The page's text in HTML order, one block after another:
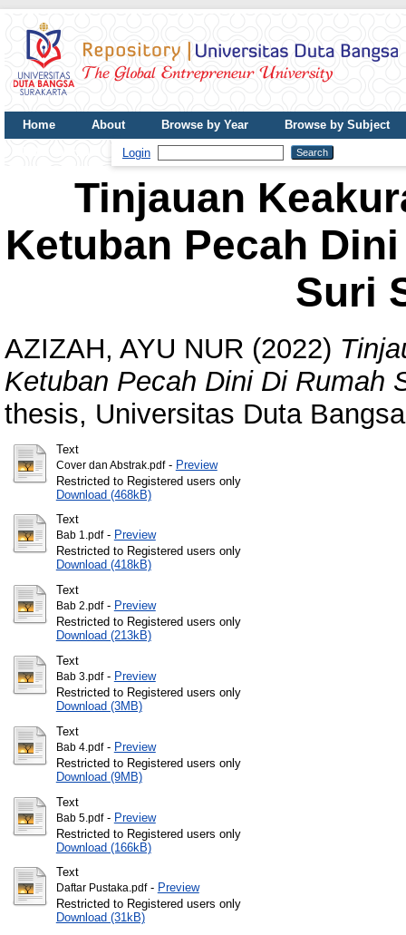
Home About Browse by Year
Browse by Subject
Login
Tinjauan
Ketuban Pecah
Suri
AZIZAH, AYU NUR (2022)
Ketuban Pecah Dini Di Rumah
thesis, Universitas Duta
Text
Cover dan Abstrak.pdf- Preview
Restricted to Registered users only
Download (468kB)
Text
Bab 1.pdf- Preview
Restricted to Registered users only
Download (418kB)
Text
Bab 2.pdf- Preview
Restricted to Registered users only
Download (213kB)
Text
Bab 3.pdf- Preview
Restricted to Registered users only
Download (3MB)
Text
Bab 4.pdf- Preview
Restricted to Registered users only
Download (9MB)
Text
Bab 5.pdf- Preview
Restricted to Registered users only
Download (166kB)
Text
Daftar Pustaka.pdf- Preview
Restricted to Registered users only
Download (31kB)